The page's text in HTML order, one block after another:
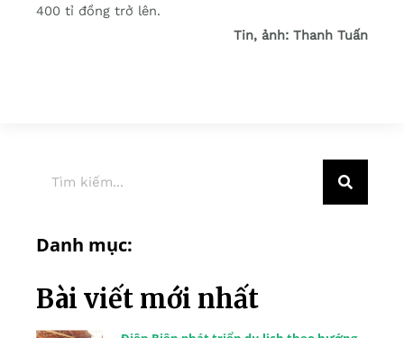
400 tỉ đồng trở lên.
Tin, ảnh: Thanh Tuấn
Danh mục:
Bài viết mới nhất